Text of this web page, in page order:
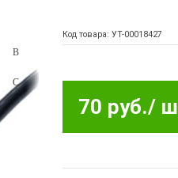
Код товара: УТ-00018427
70 руб./